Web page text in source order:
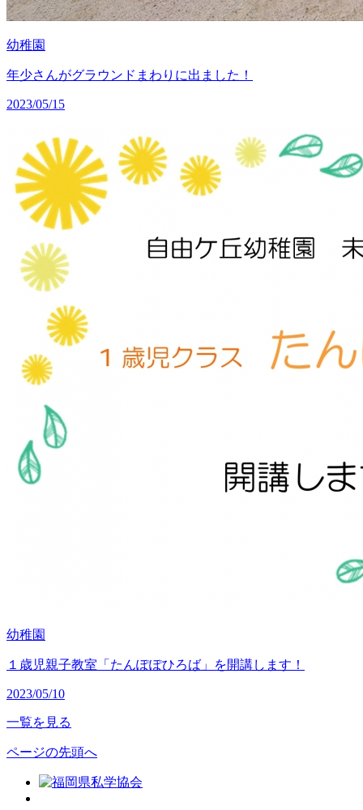
幼稚園
年少さんがグラウンドまわりに出ました！
2023/05/15
幼稚園
１歳児親子教室「たんぽぽひろば」を開講します！
2023/05/10
一覧を見る
ページの先頭へ